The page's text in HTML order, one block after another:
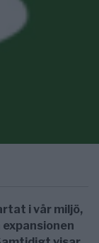
i vår miljö,